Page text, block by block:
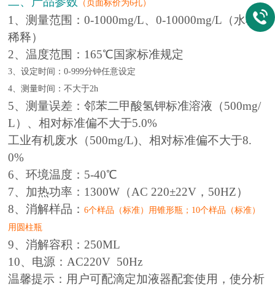
（页面标价为6孔）
1、测量范围：0-1000mg/L、0-10000mg/L（水样
稀释）
2、温度范围：165℃国家标准规定
3、设定时间：0-999分钟任意设定
4、测量时间：不大于2h
5、测量误差：邻苯二甲酸氢钾标准溶液（500mg/
L）、相对标准偏不大于5.0%
工业有机废水（500mg/L)、相对标准偏不大于8.
0%
6、环境温度：5-40℃
7、加热功率：1300W（AC 220±22V，50HZ）
8、消解样品：6个样品（标准）用锥形瓶；10个样品（标准）
用圆柱瓶
9、消解容积：250ML
10、电源：AC220V 50Hz
温馨提示：用户可配滴定加液器配套使用，使分析